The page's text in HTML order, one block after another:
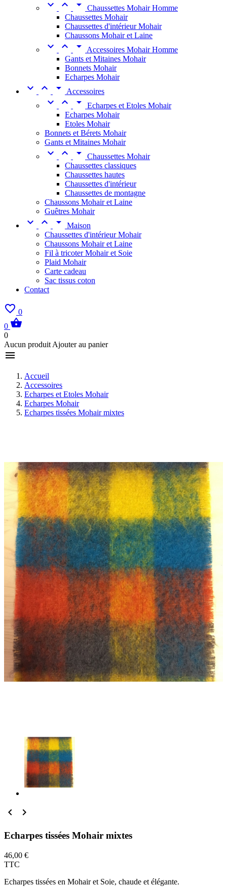
  
Chaussettes Mohair Homme
Chaussettes Mohair
Chaussettes d'intérieur Mohair
Chaussons Mohair et Laine
  
Accessoires Mohair Homme
Gants et Mitaines Mohair
Bonnets Mohair
Echarpes Mohair
   Accessoires
  
Echarpes et Etoles Mohair
Echarpes Mohair
Etoles Mohair
Bonnets et Bérets Mohair
Gants et Mitaines Mohair
  
Chaussettes Mohair
Chaussettes classiques
Chaussettes hautes
Chaussettes d'intérieur
Chaussettes de montagne
Chaussons Mohair et Laine
Guêtres Mohair
  
Maison
Chaussettes d'intérieur Mohair
Chaussons Mohair et Laine
Fil à tricoter Mohair et Soie
Plaid Mohair
Carte cadeau
Sac tissus coton
Contact
 0
0 
0
Aucun produit Ajouter au panier

Accueil
Accessoires
Echarpes et Etoles Mohair
Echarpes Mohair
Echarpes tissées Mohair mixtes
 
Echarpes tissées Mohair mixtes
46,00 €
TTC
Echarpes tissées en Mohair et Soie, chaude et élégante.